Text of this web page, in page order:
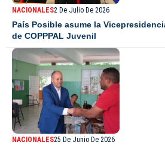
NACIONALES2 De Julio De 2026
País Posible asume la
de COPPPAL Juvenil
NACIONALES25 De Junio De 2026